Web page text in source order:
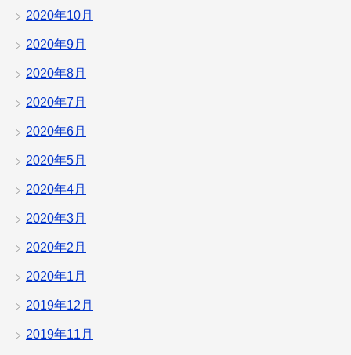
2020年10月
2020年9月
2020年8月
2020年7月
2020年6月
2020年5月
2020年4月
2020年3月
2020年2月
2020年1月
2019年12月
2019年11月